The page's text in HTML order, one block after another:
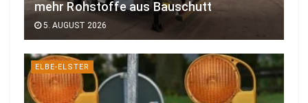
mehr Rohstoffe aus Bauschutt
5. AUGUST 2026
ELBE-ELSTER